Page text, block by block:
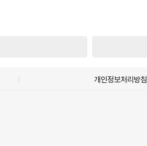
개인정보처리방침